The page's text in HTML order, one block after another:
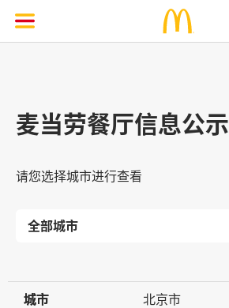
麦当劳餐厅信息公示
请您选择城市进行查看
城市
城市
北京市